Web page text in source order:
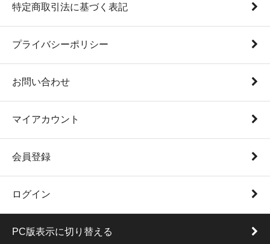
特定商取引法に基づく表記
プライバシーポリシー
お問い合わせ
マイアカウント
会員登録
ログイン
PC版表示に切り替える